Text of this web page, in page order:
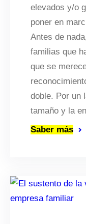
elevados y/o
poner en
Antes de
familias que
que se
doble. Por un
tamaño y la
Saber más